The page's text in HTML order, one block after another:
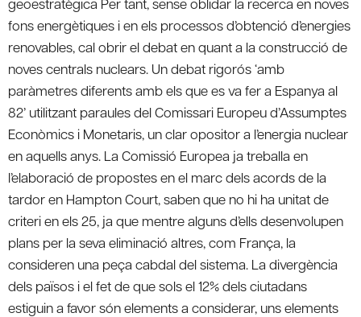
fons energètiques i en els processos d’obtenció d’energies
renovables, cal obrir el debat en quant a la construcció de
noves centrals nuclears. Un debat rigorós ‘amb
paràmetres diferents amb els que es va fer a Espanya al
82’ utilitzant paraules del Comissari Europeu d’Assumptes
Econòmics i Monetaris, un clar opositor a l’energia nuclear
en aquells anys. La Comissió Europea ja treballa en
l’elaboració de propostes en el marc dels acords de la
tardor en Hampton Court, saben que no hi ha unitat de
criteri en els 25, ja que mentre alguns d’ells desenvolupen
plans per la seva eliminació altres, com França, la
consideren una peça cabdal del sistema. La divergència
dels països i el fet de que sols el 12% dels ciutadans
estiguin a favor són elements a considerar, uns elements